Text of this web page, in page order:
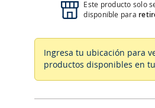
Este producto solo
disponible para
Ingresa tu ubicación para
productos disponibles en